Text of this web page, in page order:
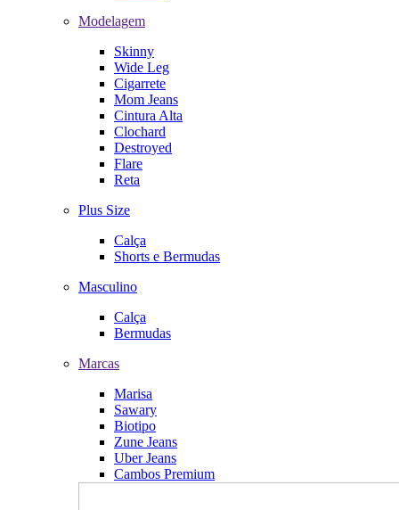
Modelagem
Skinny
Wide Leg
Cigarrete
Mom Jeans
Cintura Alta
Clochard
Destroyed
Flare
Reta
Plus Size
Calça
Shorts e Bermudas
Masculino
Calça
Bermudas
Marcas
Marisa
Sawary
Biotipo
Zune Jeans
Uber Jeans
Cambos Premium